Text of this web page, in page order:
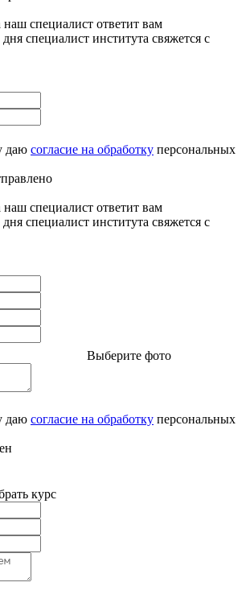
наш специалист ответит вам
специалист института свяжется с
даю согласие на обработку персональных
наш специалист ответит вам
специалист института свяжется с
Выберите фото
даю согласие на обработку персональных
курс